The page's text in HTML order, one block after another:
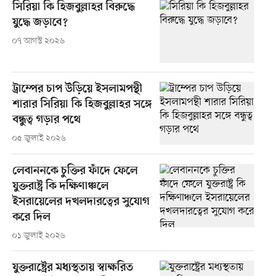
সিরিয়া কি হিজবুল্লাহর বিরুদ্ধে
যুদ্ধে জড়াবে?
০৭ আগস্ট ২০২৬
ট্রাম্পের চাপ উড়িয়ে ইসলামপন্থী
শারার সিরিয়া কি হিজবুল্লাহর সঙ্গে
বন্ধুত্ব গড়ার পথে
০৫ জুলাই ২০২৬
লেবাননকে চুক্তির ফাঁদে ফেলে
যুক্তরাষ্ট্র কি দক্ষিণাঞ্চলে
ইসরায়েলের দখলদারত্বের সুযোগ
করে দিল
০১ জুলাই ২০২৬
যুক্তরাষ্ট্রের মধ্যস্থতায় স্বাক্ষরিত